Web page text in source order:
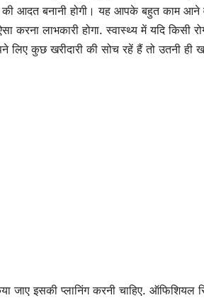
आदत बनानी होगी। यह आपके बहुत काम आने
करना लाभकारी होगा. स्वास्थ्य में यदि
लिए कुछ खरीदारी की सोच रहें हैं तो उतनी ही
इसकी प्लानिंग करनी चाहिए. ऑफिशियल